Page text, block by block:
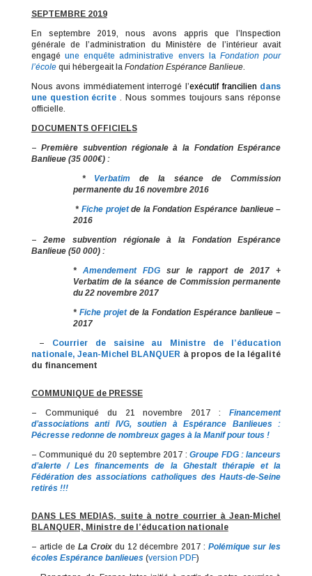
SEPTEMBRE 2019
En septembre 2019, nous avons appris que l’Inspection
générale de l’administration du Ministère de l’intérieur avait
engagé une enquête administrative envers la Fondation pour
l’écolequi hébergeait la Fondation Espérance Banlieue.
Nous avons immédiatement interrogé l’exécutif francilien dans
une question écrite. Nous sommes toujours sans réponse
officielle.
DOCUMENTS OFFICIELS
–Première subvention régionale à la Fondation Espérance
Banlieue (35 000€) :
* Verbatim de la séance de Commission
permanente du 16 novembre 2016
*Fiche projetde la Fondation Espérance banlieue –
2016
–2eme subvention régionale à la Fondation Espérance
Banlieue (50 000) :
* Amendement FDGsur le rapport de 2017 +
Verbatim de la séance de Commission permanente
du 22 novembre 2017
* Fiche projetde la Fondation Espérance banlieue –
2017
– Courrier de saisine au Ministre de l’éducation
nationale, Jean-Michel BLANQUER à propos de la légalité
du financement
COMMUNIQUE de PRESSE
– Communiqué du 21 novembre 2017 :Financement
d’associations anti IVG, soutien à Espérance Banlieues :
Pécresse redonne de nombreux gages à la Manif pour tous !
– Communiqué du 20 septembre 2017 :Groupe FDG : lanceurs
d’alerte / Les financements de la Ghestalt thérapie et la
Fédération des associations catholiques des Hauts-de-Seine
retirés !!!
DANS LES MEDIAS, suite à notre courrier à Jean-Michel
BLANQUER, Ministre de l’éducation nationale
– article de La Croixdu 12 décembre 2017 :Polémique sur les
écoles Espérance banlieues (version PDF)